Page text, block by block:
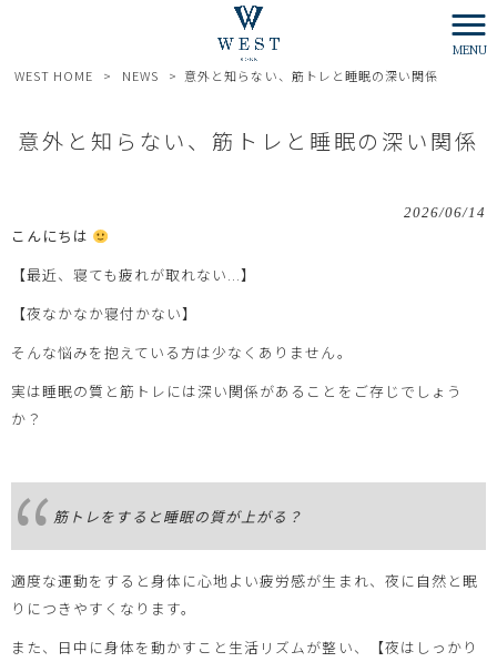
MENU
WEST HOME > NEWS > 意外と知らない、筋トレと睡眠の深い関係
意外と知らない、筋トレと睡眠の深い関係
2026/06/14
こんにちは
【最近、寝ても疲れが取れない...】
【夜なかなか寝付かない】
そんな悩みを抱えている方は少なくありません。
実は睡眠の質と筋トレには深い関係があることをご存じでしょう
か？
筋トレをすると睡眠の質が上がる？
適度な運動をすると身体に心地よい疲労感が生まれ、夜に自然と眠
りにつきやすくなります。
また、日中に身体を動かすこと生活リズムが整い、【夜はしっかり